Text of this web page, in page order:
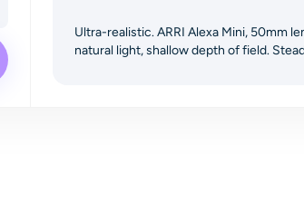
Ultra-realistic. ARRI Alexa Mini, 50mm
natural light, shallow depth of field.